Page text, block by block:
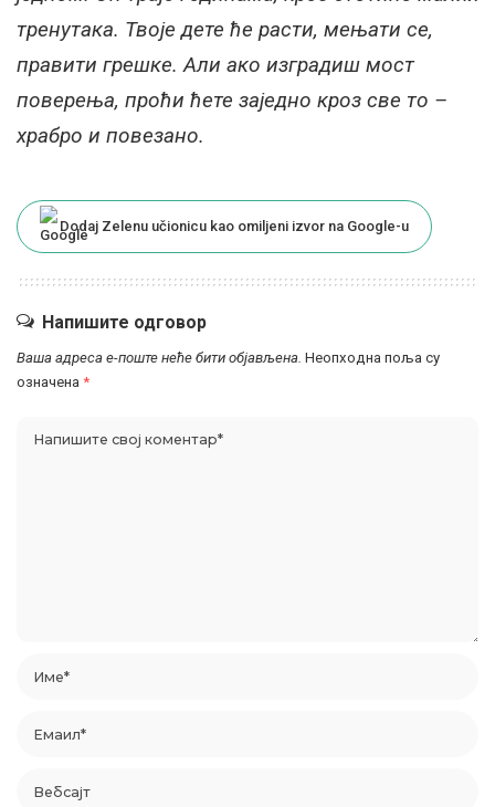
тренутака. Твоје дете ће расти, мењати се,
правити грешке. Али ако изградиш мост
поверења, проћи ћете заједно кроз све то –
храбро и повезано.
Dodaj Zelenu učionicu kao omiljeni izvor na Google-u
Напишите одговор
Ваша адреса е-поште неће бити објављена. Неопходна поља су
означена *